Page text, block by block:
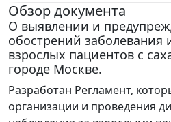
Обзор документа
О выявлении и
обострений заболевания
взрослых пациентов с
городе Москве.
Разработан Регламент,
организации и проведения